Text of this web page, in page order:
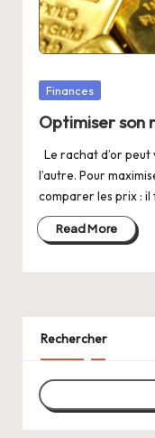
Posted
Finances
Optimiser son
Le rachat d’or
l’autre. Pour
comparer les prix :
Read More
Rechercher